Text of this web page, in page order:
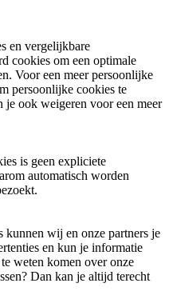
en vergelijkbare
cookies om een optimale
Voor een meer persoonlijke
persoonlijke cookies te
je ook weigeren voor een meer
is geen expliciete
automatisch worden
wij en onze partners je
en kun je informatie
weten komen over onze
Dan kan je altijd terecht